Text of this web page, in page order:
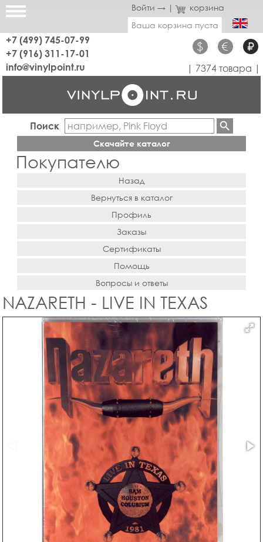
Войти → |
корзина
Ваша корзина пуста
+7 (499) 745-07-99
+7 (916) 311-17-01
$ € ₽
info@vinylpoint.ru | 7374 товара |
Поиск
Скачайте каталог
Покупателю
Назад
Вернуться в каталог
Профиль
Заказы
Сертификаты
Помощь
Вопросы и ответы
NAZARETH - LIVE IN TEXAS